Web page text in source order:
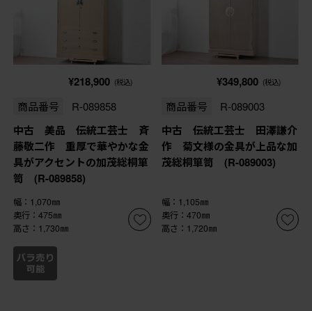
¥218,900 (税込)
商品番号 R-089858
中古 美品 伝統工芸士 斉
藤敬二作 重厚で華やかな金
具がアクセントの加茂総桐箪
笥 (R-089858)
幅：1,070㎜
奥行：475㎜
高さ：1,730㎜
¥349,800 (税込)
商品番号 R-089003
中古 伝統工芸士 田澤謙介
作 菊文様の金具が上品な加
茂総桐箪笥 (R-089003)
幅：1,105㎜
奥行：470㎜
高さ：1,720㎜